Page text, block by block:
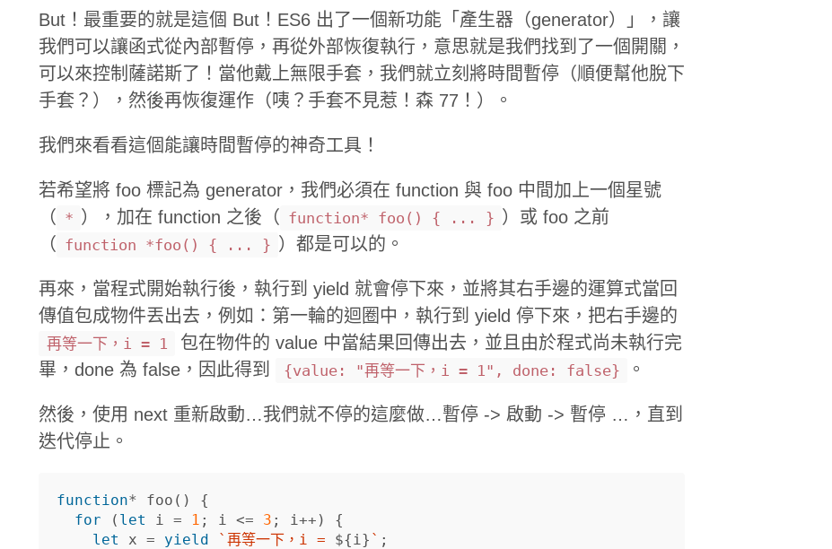
But！最重要的就是這個 But！ES6 出了一個新功能「產生器（generator）」，讓
我們可以讓函式從內部暫停，再從外部恢復執行，意思就是我們找到了一個開關，
可以來控制薩諾斯了！當他戴上無限手套，我們就立刻將時間暫停（順便幫他脫下
手套？），然後再恢復運作（咦？手套不見惹！森 77！）。
我們來看看這個能讓時間暫停的神奇工具！
若希望將 foo 標記為 generator，我們必須在 function 與 foo 中間加上一個星號
（ * ），加在 function 之後（ function* foo() { ... } ）或 foo 之前
（ function *foo() { ... } ）都是可以的。
再來，當程式開始執行後，執行到 yield 就會停下來，並將其右手邊的運算式當回
傳值包成物件丟出去，例如：第一輪的迴圈中，執行到 yield 停下來，把右手邊的
再等一下，i = 1
包在物件的 value 中當結果回傳出去，並且由於程式尚未執行完
畢，done 為 false，因此得到
{value: "再等一下，i = 1", done: false} 。
然後，使用 next 重新啟動…我們就不停的這麼做…暫停 -> 啟動 -> 暫停 …，直到
迭代停止。
function* foo ()
{
for
( let i = 1 ; i <= 3 ; i++ )
{
let
x = yield `再等一下，i = ${i} ` ;